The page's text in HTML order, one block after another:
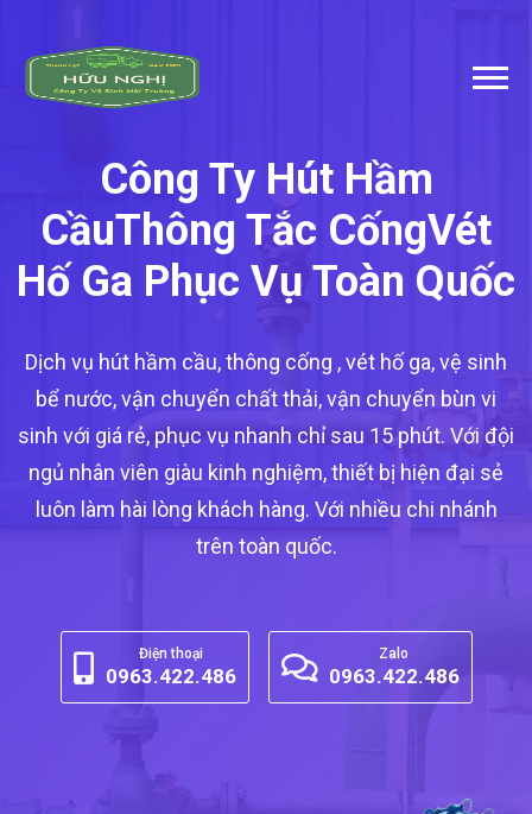
Công Ty Hút Hầm
CầuThông Tắc CốngVét
Hố Ga Phục Vụ Toàn Quốc
Dịch vụ hút hầm cầu, thông cống , vét hố ga, vệ sinh
bể nước, vận chuyển chất thải, vận chuyển bùn vi
sinh với giá rẻ, phục vụ nhanh chỉ sau 15 phút. Với đội
ngủ nhân viên giàu kinh nghiệm, thiết bị hiện đại sẻ
luôn làm hài lòng khách hàng. Với nhiều chi nhánh
trên toàn quốc.
Điện thoại
0963.422.486
Zalo
0963.422.486